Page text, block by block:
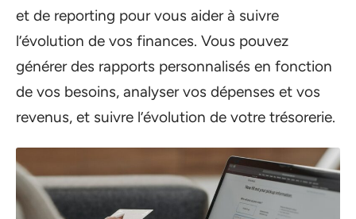
et de reporting pour vous aider à suivre
l’évolution de vos finances. Vous pouvez
générer des rapports personnalisés en fonction
de vos besoins, analyser vos dépenses et vos
revenus, et suivre l’évolution de votre trésorerie.